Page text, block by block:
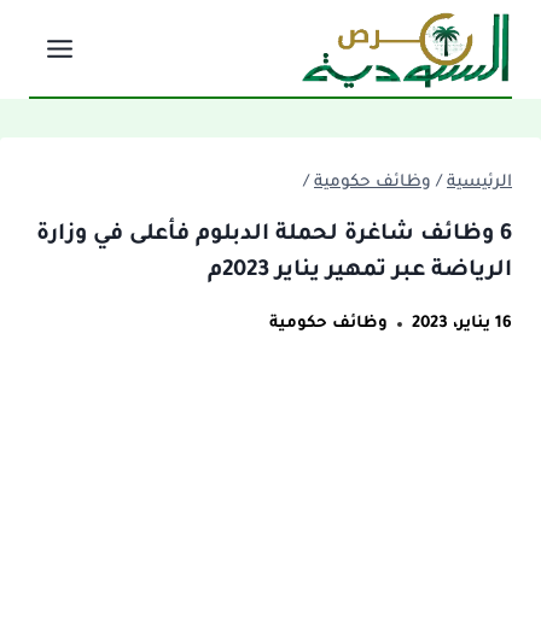
التجاوز
المحتوى
الرئيسية / وظائف حكومية /
6 وظائف شاغرة لحملة الدبلوم فأعلى في وزارة
الرياضة عبر تمهير يناير 2023م
16 يناير، 2023 وظائف حكومية